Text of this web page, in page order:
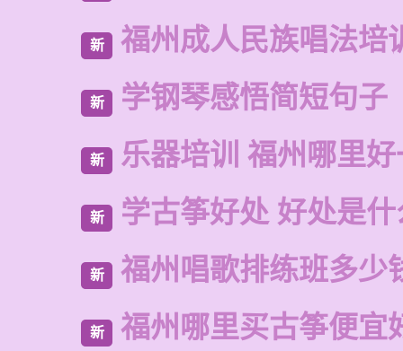
新 福州成人民族唱法培
新 学钢琴感悟简短句子
新 乐器培训 福州哪里
新 学古筝好处 好处是什
新 福州唱歌排练班多少
新 福州哪里买古筝便宜